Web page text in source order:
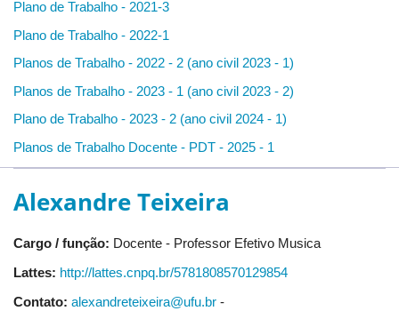
Plano de Trabalho - 2021-3
Plano de Trabalho - 2022-1
Planos de Trabalho - 2022 - 2 (ano civil 2023 - 1)
Planos de Trabalho - 2023 - 1 (ano civil 2023 - 2)
Plano de Trabalho - 2023 - 2 (ano civil 2024 - 1)
Planos de Trabalho Docente - PDT - 2025 - 1
Alexandre Teixeira
Cargo / função: Docente - Professor Efetivo Musica
Lattes: http://lattes.cnpq.br/5781808570129854
Contato: alexandreteixeira@ufu.br -